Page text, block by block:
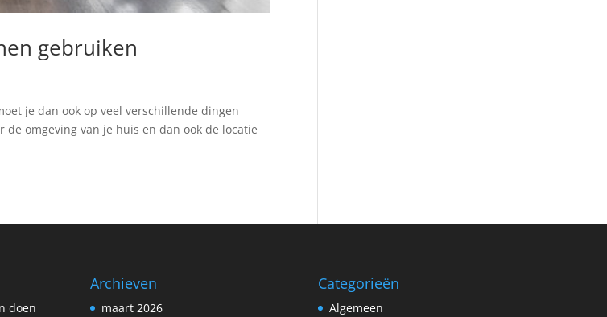
gebruiken
je dan ook op veel verschillende dingen
omgeving van je huis en dan ook de locatie
doen
Archieven
maart 2026
Categorieën
Algemeen